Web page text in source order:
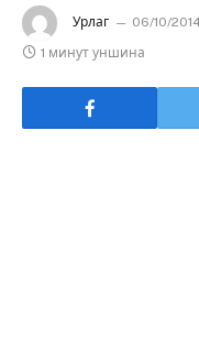
Урлаг 06/10/
1 минут уншина